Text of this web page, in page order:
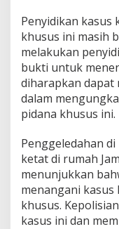
Penyidikan kasus
khusus ini masih
melakukan
bukti untuk
diharapkan dapat
dalam
pidana khusus ini.
Penggeledahan
ketat di rumah
menunjukkan
menangani
khusus.
kasus ini dan